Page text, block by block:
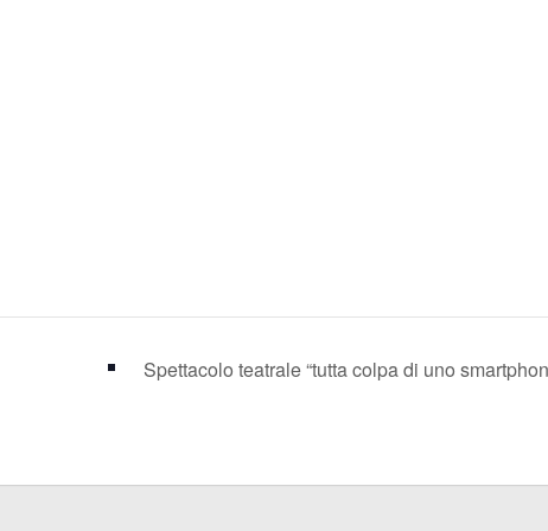
Spettacolo teatrale “tutta colpa di uno